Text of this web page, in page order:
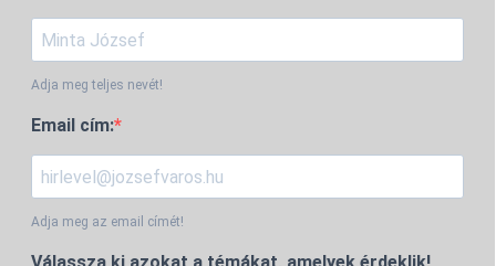
Adja meg teljes nevét!
Email cím:
Adja meg az email címét!